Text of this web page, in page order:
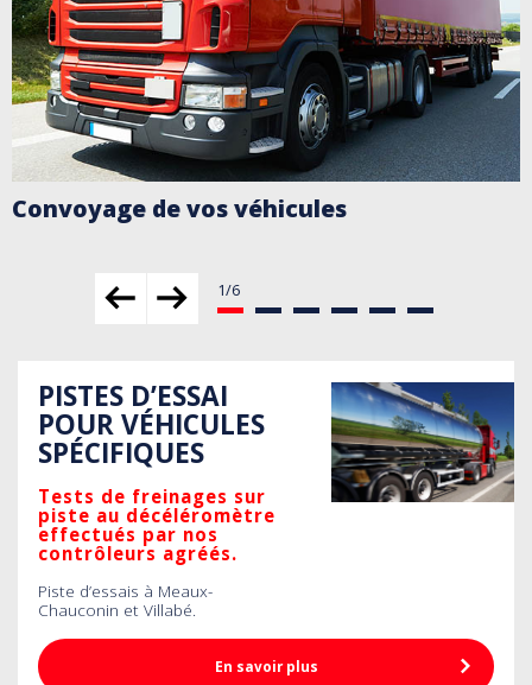
Convoyage de vos véhicules
PISTES D’ESSAI
POUR VÉHICULES
SPÉCIFIQUES
Tests de freinages sur
piste au décéléromètre
effectués par nos
contrôleurs agréés.
Piste d’essais à Meaux-
Chauconin et Villabé.
En savoir plus